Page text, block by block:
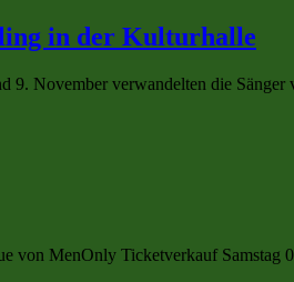
in der Kulturhalle
9. November verwandelten die
von MenOnly Ticketverkauf Samstag